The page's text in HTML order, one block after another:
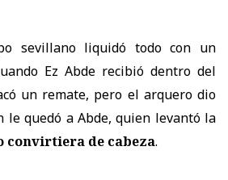
sevillano liquidó todo con un
Ez Abde recibió dentro del
un remate, pero el arquero dio
le quedó a Abde, quien levantó la
convirtiera de cabeza.